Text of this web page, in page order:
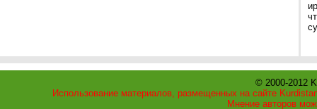
© 2000-2012
Использование материалов, размещенных на сайте
Мнение авторов